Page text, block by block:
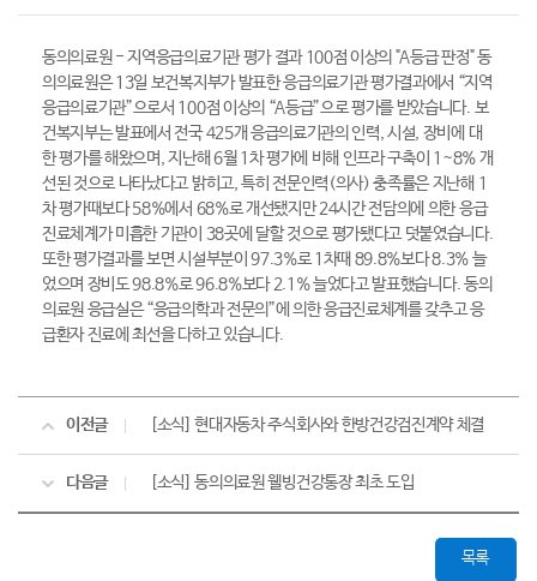
동의의료원 - 지역응급의료기관 평가 결과 100점 이상의 "A등급 판정" 동
의의료원은 13일 보건복지부가 발표한 응급의료기관 평가결과에서 “지역
응급의료기관”으로서 100점 이상의 “A등급”으로 평가를 받았습니다. 보
건복지부는 발표에서 전국 425개 응급의료기관의 인력, 시설, 장비에 대
한 평가를 해왔으며, 지난해 6월 1차 평가에 비해 인프라 구축이 1~8% 개
선된 것으로 나타났다고 밝히고, 특히 전문인력(의사) 충족률은 지난해 1
차 평가때보다 58%에서 68%로 개선됐지만 24시간 전담의에 의한 응급
진료체계가 미흡한 기관이 38곳에 달할 것으로 평가됐다고 덧붙였습니다.
또한 평가결과를 보면 시설부분이 97.3%로 1차때 89.8%보다 8.3% 늘
었으며 장비도 98.8%로 96.8%보다 2.1% 늘었다고 발표했습니다. 동의
의료원 응급실은 “응급의학과 전문의”에 의한 응급진료체계를 갖추고 응
급환자 진료에 최선을 다하고 있습니다.
이전글 [소식] 현대자동차 주식회사와 한방건강검진계약 체결
다음글 [소식] 동의의료원 웰빙건강통장 최초 도입
목록